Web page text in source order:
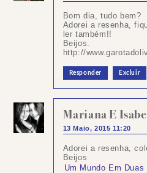
Bom dia, tudo bem?
Adorei a resenha,
ler também!!
Beijos.
http://
Responder Excluir
Mariana E
13 Maio, 2015 11:20
Adorei a resenha,
Beijos
Um Mundo Em Duas